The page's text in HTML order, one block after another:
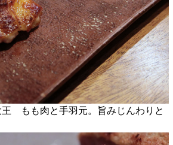
もも肉と手羽元。旨みじんわりと